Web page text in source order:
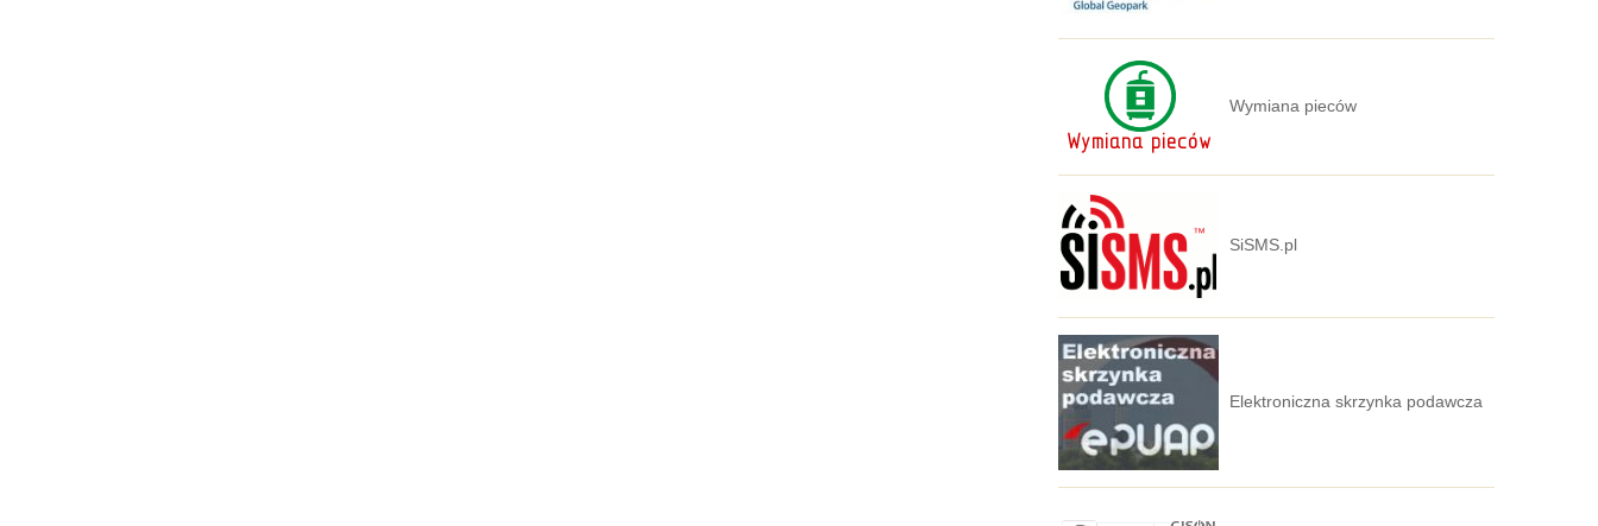
Wymiana pieców
SiSMS.pl
Elektroniczna skrzynka podawcza